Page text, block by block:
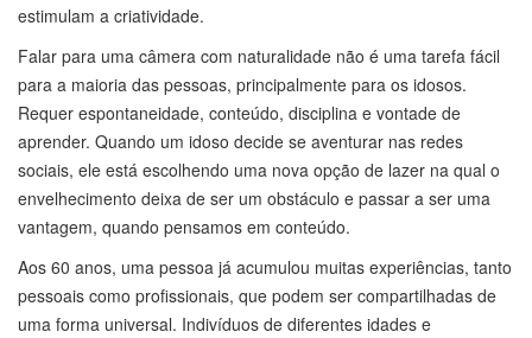
estimulam a criatividade.
Falar para uma câmera com naturalidade não é uma tarefa fácil
para a maioria das pessoas, principalmente para os idosos.
Requer espontaneidade, conteúdo, disciplina e vontade de
aprender. Quando um idoso decide se aventurar nas redes
sociais, ele está escolhendo uma nova opção de lazer na qual o
envelhecimento deixa de ser um obstáculo e passar a ser uma
vantagem, quando pensamos em conteúdo.
Aos 60 anos, uma pessoa já acumulou muitas experiências, tanto
pessoais como profissionais, que podem ser compartilhadas de
uma forma universal. Indivíduos de diferentes idades e